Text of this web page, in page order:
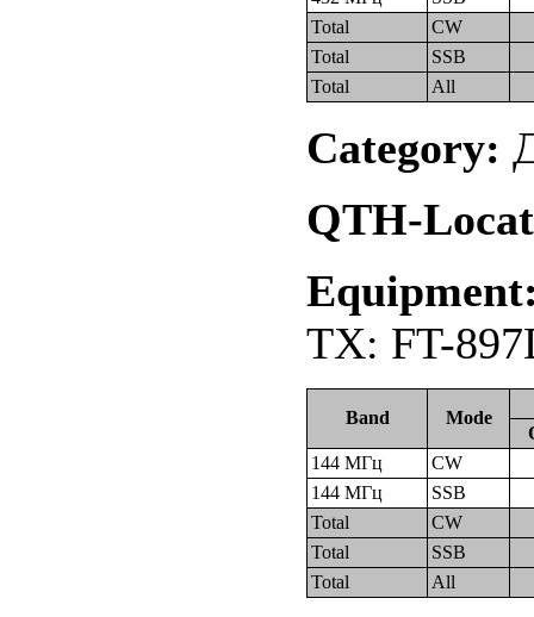
Total
CW
Total
SSB
Total
All
Category:
QTH-
TX: FT-
Band Mode
144 МГц
CW
144 МГц
SSB
Total
CW
Total
SSB
Total
All